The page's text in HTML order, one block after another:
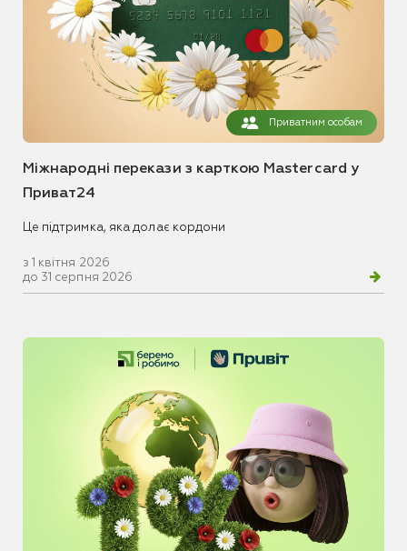
Приватним особам
Міжнародні перекази з карткою Mastercard у
Приват24
Це підтримка, яка долає кордони
з 1 квітня 2026
до 31 серпня 2026